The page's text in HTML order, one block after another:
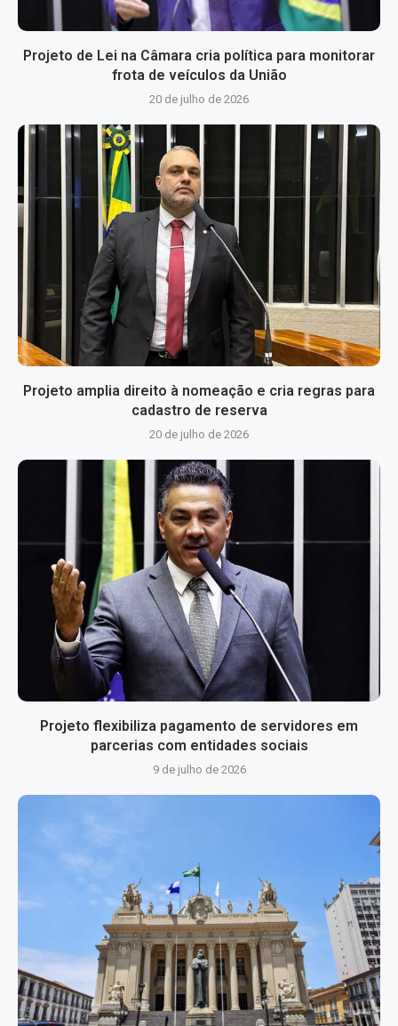
Projeto de Lei na Câmara cria política para monitorar
frota de veículos da União
20 de julho de 2026
Projeto amplia direito à nomeação e cria regras para
cadastro de reserva
20 de julho de 2026
Projeto flexibiliza pagamento de servidores em
parcerias com entidades sociais
9 de julho de 2026